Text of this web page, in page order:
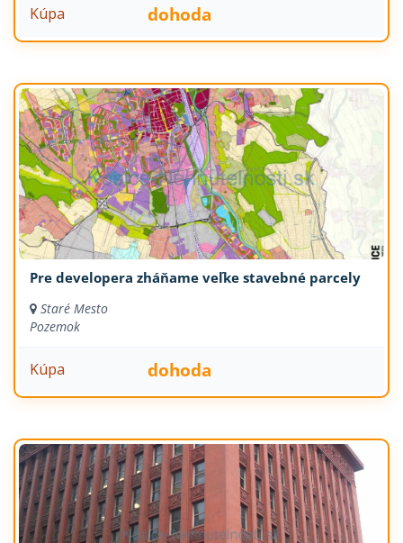
Kúpa dohoda
Pre developera zháňame veľke stavebné parcely
Staré Mesto
Pozemok
Kúpa dohoda